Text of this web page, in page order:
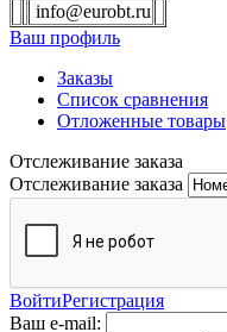
info@eurobt.ru
Ваш профиль
Заказы
Список сравнения
Отложенные товары
Отслеживание заказа
Отслеживание заказа
ВойтиРегистрация
Ваш e-mail: